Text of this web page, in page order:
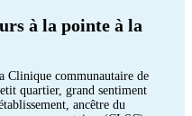
à la pointe à la
Clinique communautaire de
quartier, grand sentiment
ancêtre du